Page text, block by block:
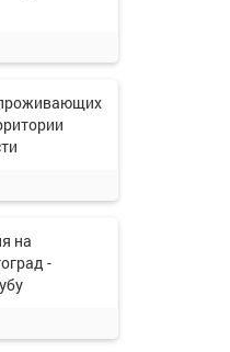
на
-